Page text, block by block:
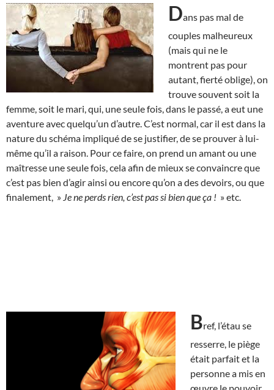
Dans pas mal de
couples malheureux
(mais qui ne le
montrent pas pour
autant, fierté oblige), on
trouve souvent soit la
femme, soit le mari, qui, une seule fois, dans le passé, a eut une
aventure avec quelqu’un d’autre. C’est normal, car il est dans la
nature du schéma impliqué de se justifier, de se prouver à lui-
même qu’il a raison. Pour ce faire, on prend un amant ou une
maîtresse une seule fois, cela afin de mieux se convaincre que
c’est pas bien d’agir ainsi ou encore qu’on a des devoirs, ou que
finalement, » Je ne perds rien, c’est pas si bien que ça ! » etc.
Bref, l’étau se
resserre, le piège
était parfait et la
personne a mis en
œuvre le pouvoir